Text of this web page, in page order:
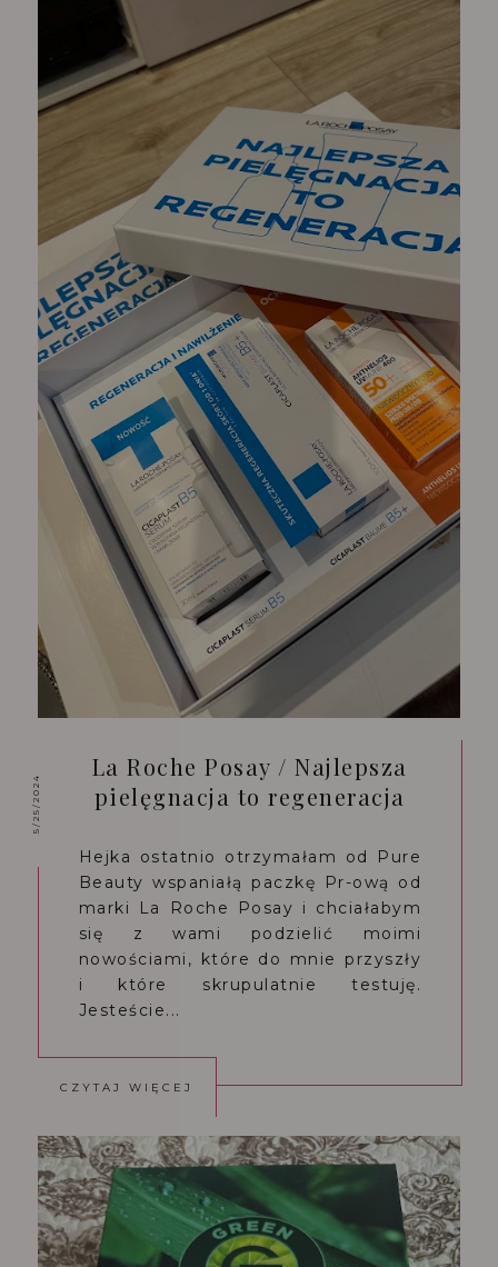
5/25/2024
La Roche Posay / Najlepsza
pielęgnacja to regeneracja
Hejka ostatnio otrzymałam od Pure
Beauty wspaniałą paczkę Pr-ową od
marki La Roche Posay i chciałabym
się z wami podzielić moimi
nowościami, które do mnie przyszły
i które skrupulatnie testuję.
Jesteście...
CZYTAJ WIĘCEJ